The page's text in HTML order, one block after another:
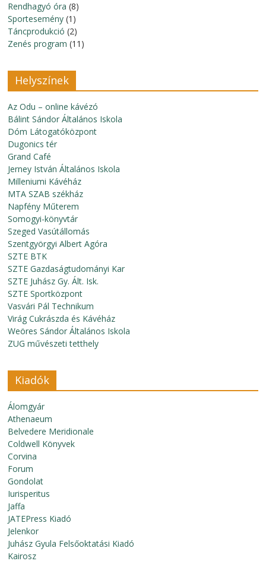
Rendhagyó óra (8)
Sportesemény (1)
Táncprodukció (2)
Zenés program (11)
Helyszínek
Az Odu – online kávézó
Bálint Sándor Általános Iskola
Dóm Látogatóközpont
Dugonics tér
Grand Café
Jerney István Általános Iskola
Milleniumi Kávéház
MTA SZAB székház
Napfény Műterem
Somogyi-könyvtár
Szeged Vasútállomás
Szentgyörgyi Albert Agóra
SZTE BTK
SZTE Gazdaságtudományi Kar
SZTE Juhász Gy. Ált. Isk.
SZTE Sportközpont
Vasvári Pál Technikum
Virág Cukrászda és Kávéház
Weöres Sándor Általános Iskola
ZUG művészeti tetthely
Kiadók
Álomgyár
Athenaeum
Belvedere Meridionale
Coldwell Könyvek
Corvina
Forum
Gondolat
Iurisperitus
Jaffa
JATEPress Kiadó
Jelenkor
Juhász Gyula Felsőoktatási Kiadó
Kairosz